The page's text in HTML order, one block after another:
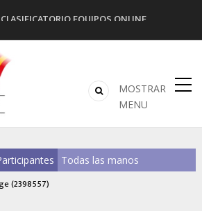
EQUIPOS ONLINE
de Bridge
EN NUESTRA REVISTA
PROGRAMACIÓN TORNEOS FUNBRIDGE
MOSTRAR
MENU
Todas las manos
(2398557)